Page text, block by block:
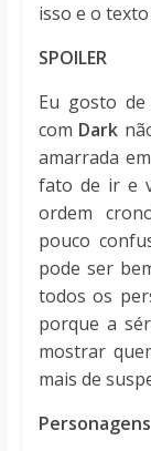
isso e o
SPOILER
Eu gosto
com Dark
amarrada
fato de ir e
ordem
pouco
pode ser
todos os
porque a
mostrar
mais de
Personagens